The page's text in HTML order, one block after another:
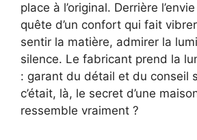
place à l’original. Derrière
quête d’un confort qui fait
sentir la matière, admirer la
silence. Le fabricant prend la
: garant du détail et du conseil
c’était, là, le secret d’une
ressemble vraiment ?